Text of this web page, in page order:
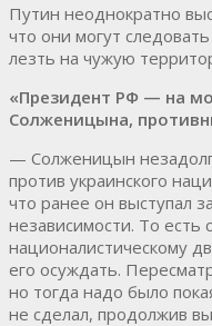
Путин неоднократно
что они могут
лезть на чужую
«Президент РФ — на
Солженицына,
— Солженицын
против украинского
что ранее он выступал
независимости. То есть
националистическому
его осуждать.
но тогда надо было
не сделал, продолжив